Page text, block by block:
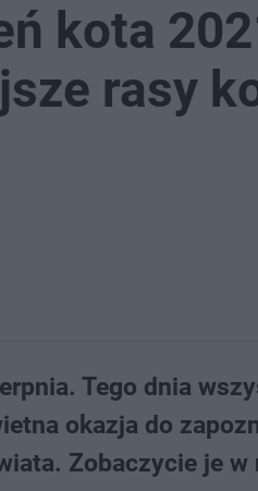
kota
rasy
Tego dnia
okazja do
Zobaczycie je w